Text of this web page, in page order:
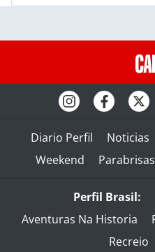
Diario Perfil Noticias
Weekend
Parabrisas
Perfil Brasil:
Aventuras Na Historia
Recreio